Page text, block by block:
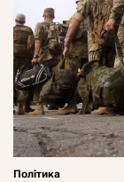
Політика